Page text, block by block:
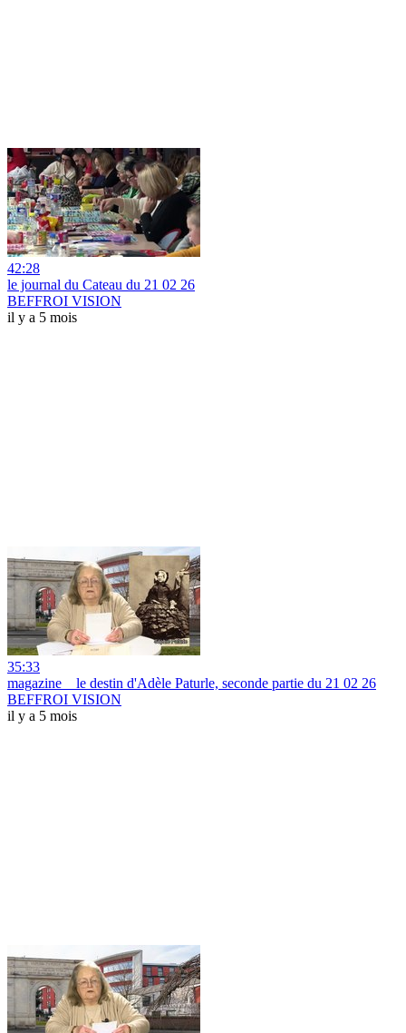
42:28
le journal du Cateau du 21 02 26
BEFFROI VISION
il y a 5 mois
35:33
magazine _ le destin d'Adèle Paturle, seconde partie du 21 02 26
BEFFROI VISION
il y a 5 mois